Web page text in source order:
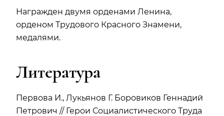
Награжден двумя орденами Ленина,
орденом Трудового Красного Знамени,
медалями.
Литература
Первова И., Лукьянов Г. Боровиков Геннадий
Петрович // Герои Социалистического Труда